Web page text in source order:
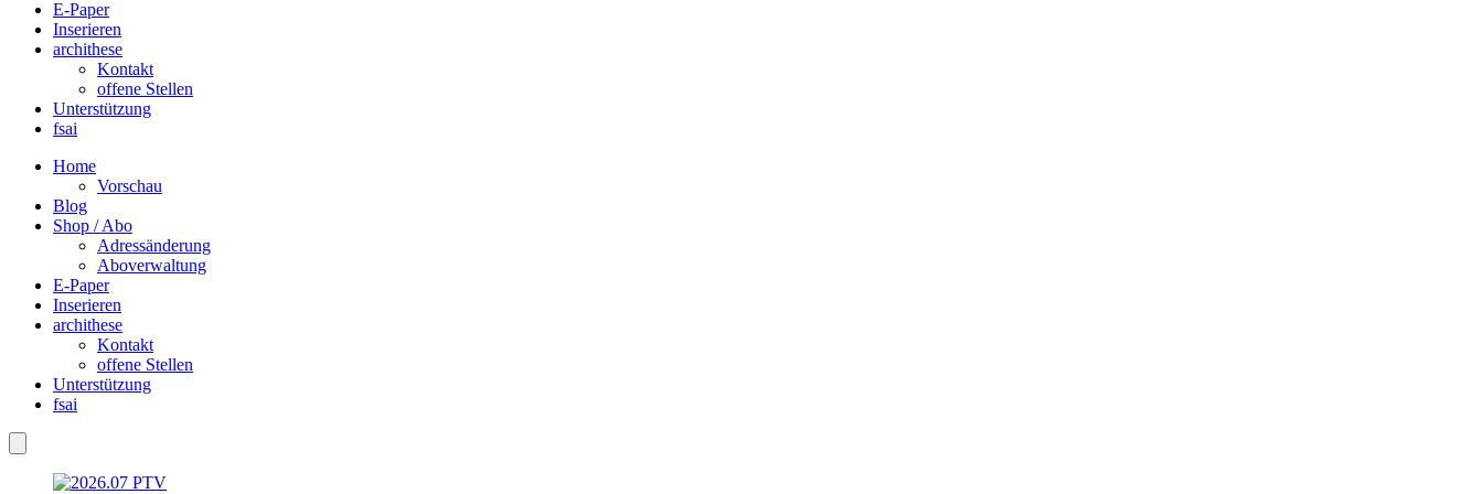
E-Paper
Inserieren
archithese
Kontakt
offene Stellen
Unterstützung
fsai
Home
Vorschau
Blog
Shop / Abo
Adressänderung
Aboverwaltung
E-Paper
Inserieren
archithese
Kontakt
offene Stellen
Unterstützung
fsai